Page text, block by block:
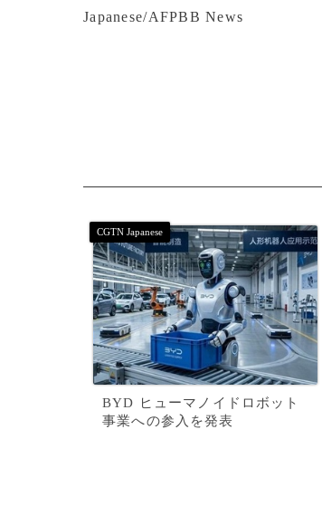
Japanese/AFPBB News
BYD ヒューマノイドロボット
事業への参入を発表